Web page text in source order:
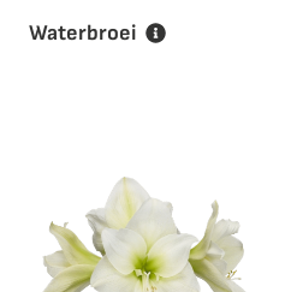
Waterbroei